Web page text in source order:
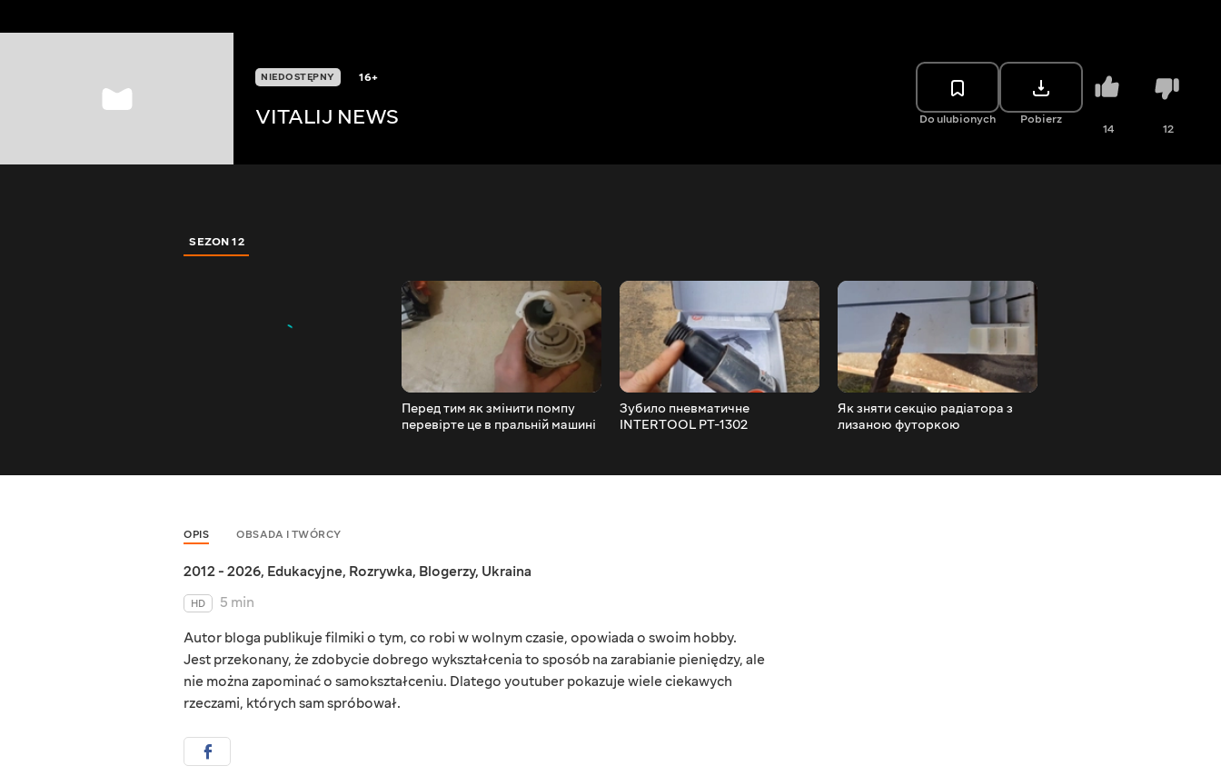
NIEDOSTĘPNY 16+
VITALIJ NEWS Do ulubionych Pobierz
14 12
SEZON 12
Перед тим як змінити помпу
перевірте це в пральній машині
Зубило пневматичне
INTERTOOL PT-1302
Як зняти секцію радіатора з
лизаною футоркою
OPIS OBSADA I TWÓRCY
2012 - 2026, Edukacyjne, Rozrywka, Blogerzy, Ukraina
HD
5 min
Autor bloga publikuje filmiki o tym, co robi w wolnym czasie, opowiada o swoim hobby.
Jest przekonany, że zdobycie dobrego wykształcenia to sposób na zarabianie pieniędzy, ale
nie można zapominać o samokształceniu. Dlatego youtuber pokazuje wiele ciekawych
rzeczami, których sam spróbował.